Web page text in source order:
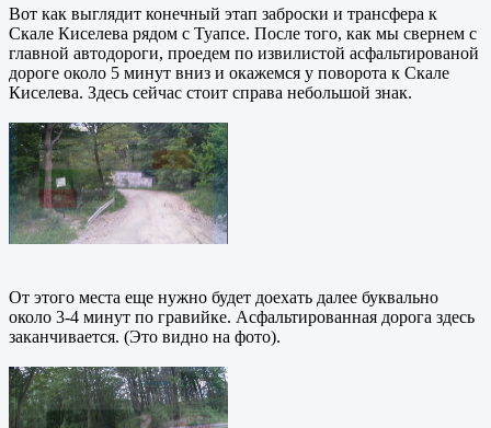
Вот как выглядит конечный этап заброски и трансфера к
Скале Киселева рядом с Туапсе. После того, как мы свернем с
главной автодороги, проедем по извилистой асфальтированой
дороге около 5 минут вниз и окажемся у поворота к Скале
Киселева. Здесь сейчас стоит справа небольшой знак.
От этого места еще нужно будет доехать далее буквально
около 3-4 минут по гравийке. Асфальтированная дорога здесь
заканчивается. (Это видно на фото).